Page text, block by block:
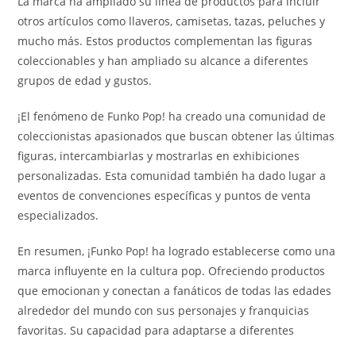
otros artículos como llaveros, camisetas, tazas, peluches y
mucho más. Estos productos complementan las figuras
coleccionables y han ampliado su alcance a diferentes
grupos de edad y gustos.
¡El fenómeno de Funko Pop! ha creado una comunidad de
coleccionistas apasionados que buscan obtener las últimas
figuras, intercambiarlas y mostrarlas en exhibiciones
personalizadas. Esta comunidad también ha dado lugar a
eventos de convenciones específicas y puntos de venta
especializados.
En resumen, ¡Funko Pop! ha logrado establecerse como una
marca influyente en la cultura pop. Ofreciendo productos
que emocionan y conectan a fanáticos de todas las edades
alrededor del mundo con sus personajes y franquicias
favoritas. Su capacidad para adaptarse a diferentes